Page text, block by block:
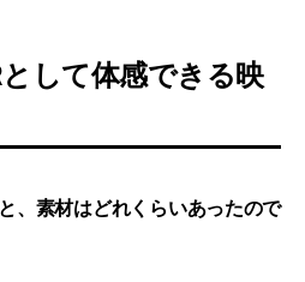
して体感できる映
、素材はどれくらいあったので